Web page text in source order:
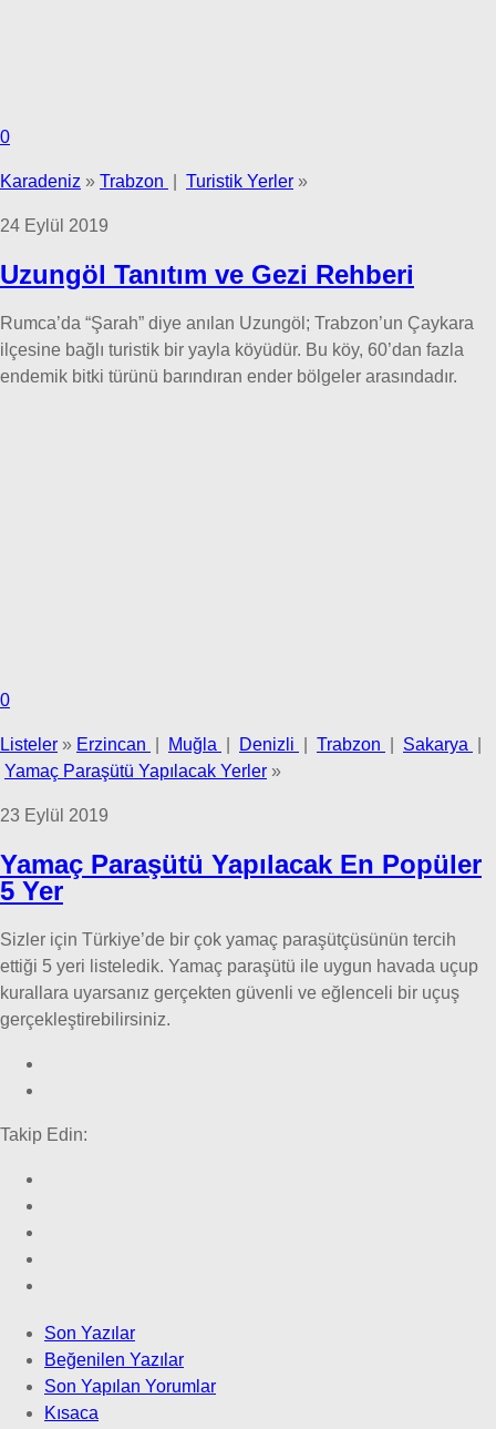
0
Karadeniz » Trabzon Turistik Yerler »
24 Eylül 2019
Uzungöl Tanıtım ve Gezi Rehberi
Rumca’da “Şarah” diye anılan Uzungöl; Trabzon’un Çaykara
ilçesine bağlı turistik bir yayla köyüdür. Bu köy, 60’dan fazla
endemik bitki türünü barındıran ender bölgeler arasındadır.
0
Listeler » Erzincan Muğla Denizli Trabzon Sakarya
Yamaç Paraşütü Yapılacak Yerler »
23 Eylül 2019
Yamaç Paraşütü Yapılacak En Popüler
5 Yer
Sizler için Türkiye’de bir çok yamaç paraşütçüsünün tercih
ettiği 5 yeri listeledik. Yamaç paraşütü ile uygun havada uçup
kurallara uyarsanız gerçekten güvenli ve eğlenceli bir uçuş
gerçekleştirebilirsiniz.
Takip Edin:
Son Yazılar
Beğenilen Yazılar
Son Yapılan Yorumlar
Kısaca